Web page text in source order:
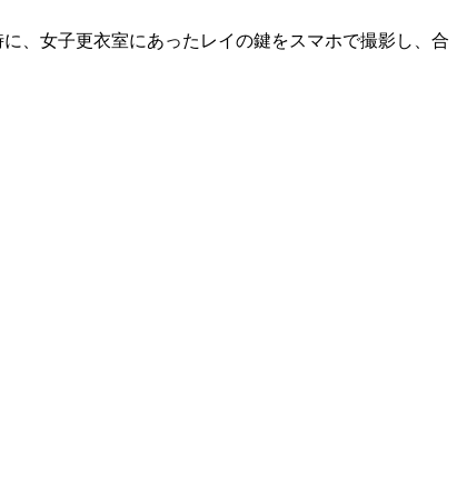
、女子更衣室にあったレイの鍵をスマホで撮影し、合